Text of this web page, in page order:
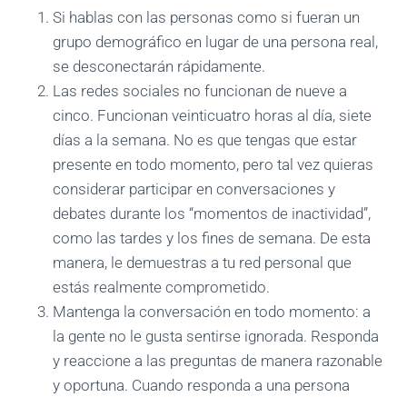
Si hablas con las personas como si fueran un
grupo demográfico en lugar de una persona real,
se desconectarán rápidamente.
Las redes sociales no funcionan de nueve a
cinco. Funcionan veinticuatro horas al día, siete
días a la semana. No es que tengas que estar
presente en todo momento, pero tal vez quieras
considerar participar en conversaciones y
debates durante los “momentos de inactividad”,
como las tardes y los fines de semana. De esta
manera, le demuestras a tu red personal que
estás realmente comprometido.
Mantenga la conversación en todo momento: a
la gente no le gusta sentirse ignorada. Responda
y reaccione a las preguntas de manera razonable
y oportuna. Cuando responda a una persona